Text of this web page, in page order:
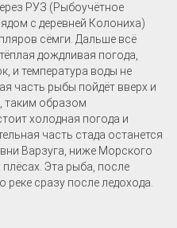
РУЗ (Рыбоучётное
с деревней Колониха)
сёмги. Дальше всё
дождливая погода,
и температура воды не
часть рыбы пойдёт вверх и
таким образом
холодная погода и
часть стада останется
Варзуга, ниже Морского
Эта рыба, после
реке сразу после ледохода.